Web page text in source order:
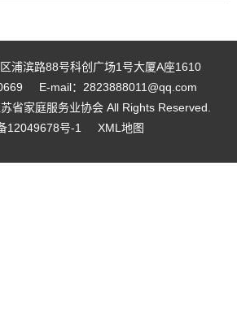
浦滨路88号科创广场1号大厦A座1610
E-mail：2823888011@qq.com
省家庭服务业协会 All Rights Reserved.
12049678号-1
XML地图